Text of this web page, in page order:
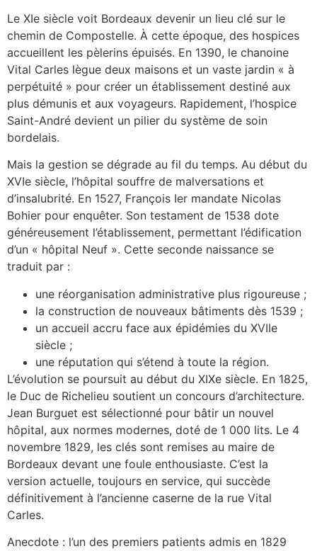
Le XIe siècle voit Bordeaux devenir un lieu clé sur le
chemin de Compostelle. À cette époque, des hospices
accueillent les pèlerins épuisés. En 1390, le chanoine
Vital Carles lègue deux maisons et un vaste jardin « à
perpétuité » pour créer un établissement destiné aux
plus démunis et aux voyageurs. Rapidement, l’hospice
Saint-André devient un pilier du système de soin
bordelais.
Mais la gestion se dégrade au fil du temps. Au début du
XVIe siècle, l’hôpital souffre de malversations et
d’insalubrité. En 1527, François Ier mandate Nicolas
Bohier pour enquêter. Son testament de 1538 dote
généreusement l’établissement, permettant l’édification
d’un « hôpital Neuf ». Cette seconde naissance se
traduit par :
une réorganisation administrative plus rigoureuse ;
la construction de nouveaux bâtiments dès 1539 ;
un accueil accru face aux épidémies du XVIIe
siècle ;
une réputation qui s’étend à toute la région.
L’évolution se poursuit au début du XIXe siècle. En 1825,
le Duc de Richelieu soutient un concours d’architecture.
Jean Burguet est sélectionné pour bâtir un nouvel
hôpital, aux normes modernes, doté de 1 000 lits. Le 4
novembre 1829, les clés sont remises au maire de
Bordeaux devant une foule enthousiaste. C’est la
version actuelle, toujours en service, qui succède
définitivement à l’ancienne caserne de la rue Vital
Carles.
Anecdote : l’un des premiers patients admis en 1829